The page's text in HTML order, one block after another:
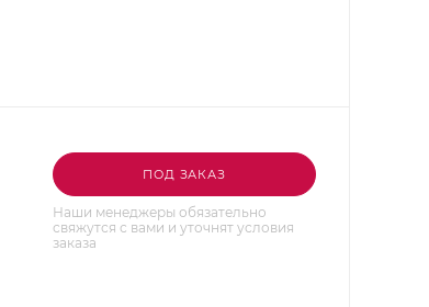
ПОД ЗАКАЗ
Наши менеджеры обязательно
свяжутся с вами и уточнят условия
заказа